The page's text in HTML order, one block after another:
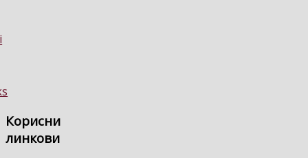
Корисни
линкови